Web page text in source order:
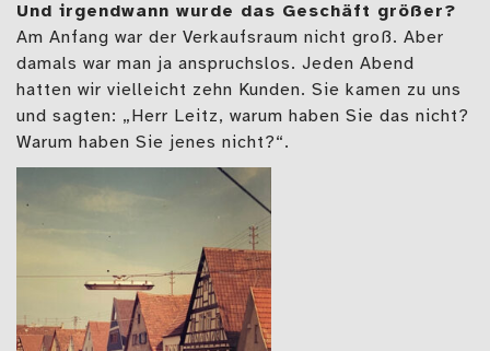
Und irgendwann wurde das Geschäft größer?
Am Anfang war der Verkaufsraum nicht groß. Aber
damals war man ja anspruchslos. Jeden Abend
hatten wir vielleicht zehn Kunden. Sie kamen zu uns
und sagten: „Herr Leitz, warum haben Sie das nicht?
Warum haben Sie jenes nicht?“.